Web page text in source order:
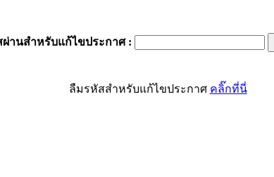
ผ่านสำหรับแก้ไขประกาศ:
ลืมรหัสสำหรับแก้ไขประกาศ คลิ๊กที่นี่